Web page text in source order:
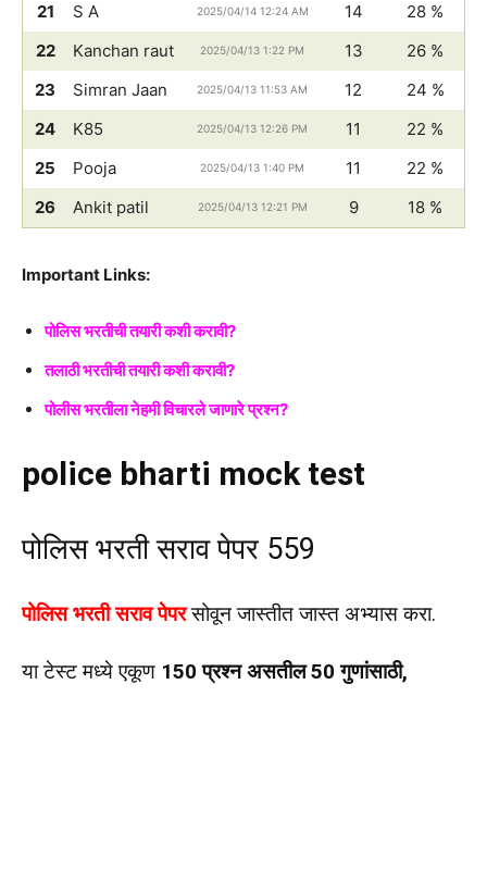
21
S A 2025/04/14 12:24 AM 14
28 %
22
Kanchan raut 2025/04/13 1:22 PM 13
26 %
23
Simran Jaan 2025/04/13 11:53 AM 12
24 %
24
K85 2025/04/13 12:26 PM 11
22 %
25
Pooja 2025/04/13 1:40 PM 11
22 %
26
Ankit patil 2025/04/13 12:21 PM 9 18 %
Important Links:
पोलिस भरतीची तयारी कशी करावी?
तलाठी भरतीची तयारी कशी करावी?
पोलीस भरतीला नेहमी विचारले जाणारे प्रश्न?
police bharti mock test
पोलिस भरती सराव पेपर 559
पोलिस भरती सराव पेपरसोवून जास्तीत जास्त अभ्यास करा.
या टेस्ट मध्ये एकूण 150 प्रश्न असतील 50 गुणांसाठी,